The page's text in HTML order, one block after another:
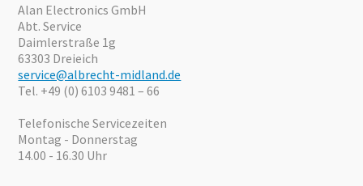
Angebote
Alan Electronics GmbH
Abt. Service
Daimlerstraße 1g
63303 Dreieich
service@albrecht-midland.de
Tel. +49 (0) 6103 9481 – 66
Telefonische Servicezeiten
Montag - Donnerstag
14.00 - 16.30 Uhr